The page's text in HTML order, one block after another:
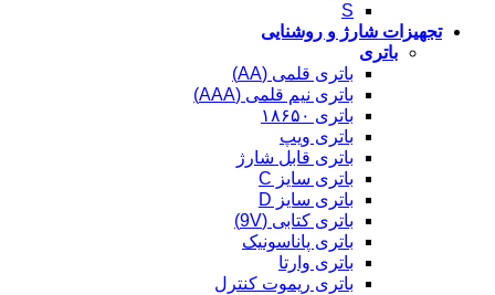
S
تجهیزات شارژ و روشنایی
باتری
باتری قلمی (AA)
باتری نیم قلمی (AAA)
باتری ۱۸۶۵۰
باتری ویپ
باتری قابل شارژ
باتری سایز C
باتری سایز D
باتری کتابی (9V)
باتری پاناسونیک
باتری وارتا
باتری ریموت کنترل